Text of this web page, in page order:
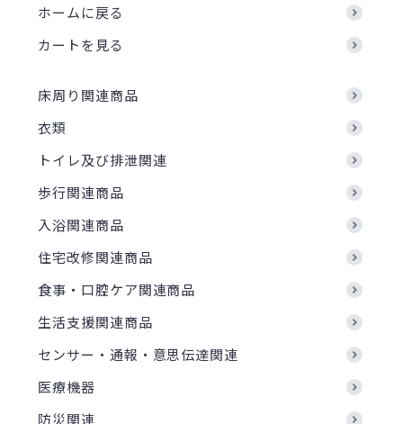
ホームに戻る
カートを見る
床周り関連商品
衣類
トイレ及び排泄関連
歩行関連商品
入浴関連商品
住宅改修関連商品
食事・口腔ケア関連商品
生活支援関連商品
センサー・通報・意思伝達関連
医療機器
防災関連